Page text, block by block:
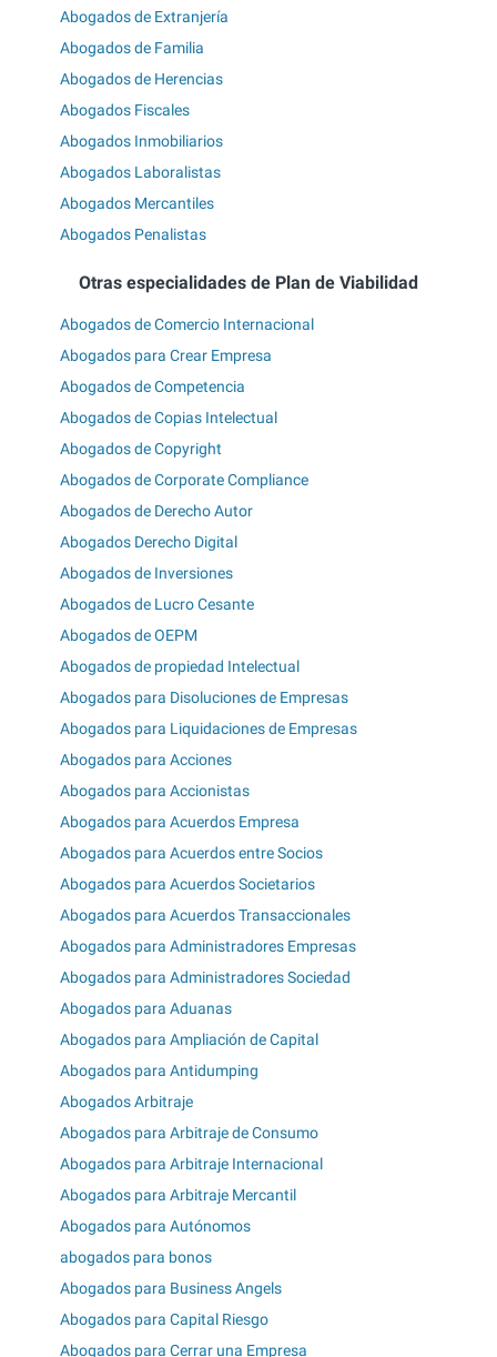
Abogados de Extranjería
Abogados de Familia
Abogados de Herencias
Abogados Fiscales
Abogados Inmobiliarios
Abogados Laboralistas
Abogados Mercantiles
Abogados Penalistas
Otras especialidades de Plan de Viabilidad
Abogados de Comercio Internacional
Abogados para Crear Empresa
Abogados de Competencia
Abogados de Copias Intelectual
Abogados de Copyright
Abogados de Corporate Compliance
Abogados de Derecho Autor
Abogados Derecho Digital
Abogados de Inversiones
Abogados de Lucro Cesante
Abogados de OEPM
Abogados de propiedad Intelectual
Abogados para Disoluciones de Empresas
Abogados para Liquidaciones de Empresas
Abogados para Acciones
Abogados para Accionistas
Abogados para Acuerdos Empresa
Abogados para Acuerdos entre Socios
Abogados para Acuerdos Societarios
Abogados para Acuerdos Transaccionales
Abogados para Administradores Empresas
Abogados para Administradores Sociedad
Abogados para Aduanas
Abogados para Ampliación de Capital
Abogados para Antidumping
Abogados Arbitraje
Abogados para Arbitraje de Consumo
Abogados para Arbitraje Internacional
Abogados para Arbitraje Mercantil
Abogados para Autónomos
abogados para bonos
Abogados para Business Angels
Abogados para Capital Riesgo
Abogados para Cerrar una Empresa